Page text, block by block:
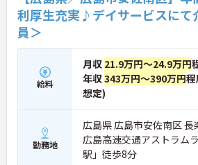
利厚生充実♪デイサービスにて
員＞
給料
月収 21.9万円～24.9万円
年収343万円～390万円
想定)
勤務地
広島県 広島市安佐南区
広島高速交通アストラム
駅」徒歩8分